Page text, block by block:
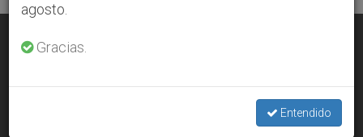
OCT 18, 2005 00:00
agosto.
Gracias.
Entendido